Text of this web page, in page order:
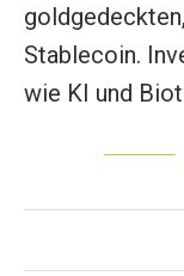
Stablecoin.
wie KI und